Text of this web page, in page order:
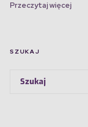
Przeczytaj więcej
SZUKAJ